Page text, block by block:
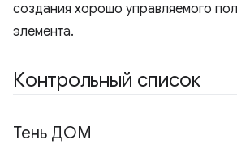
создания хорошо управляемого
элемента.
Контрольный список
Тень ДОМ